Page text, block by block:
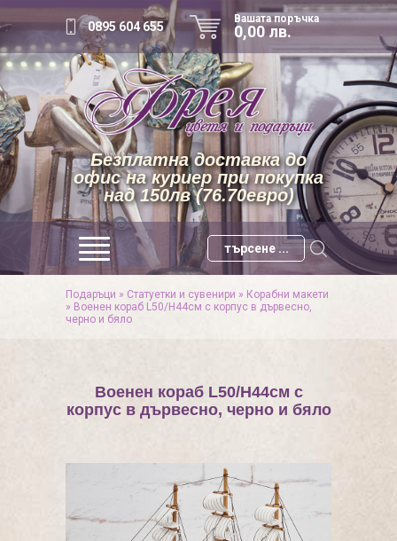
0895 604 655
Вашата поръчка
0,00 лв.
Безплатна доставка до
офис на куриер при покупка
над 150лв (76.70евро)
Подаръци » Статуетки и сувенири » Корабни макети
» Военен кораб L50/H44см с корпус в дървесно,
черно и бяло
Военен кораб L50/H44см с
корпус в дървесно, черно и бяло